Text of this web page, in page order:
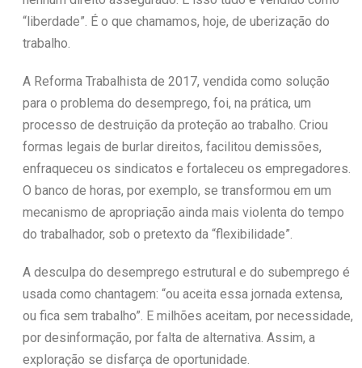
“liberdade”. É o que chamamos, hoje, de uberização do
trabalho.
A Reforma Trabalhista de 2017, vendida como solução
para o problema do desemprego, foi, na prática, um
processo de destruição da proteção ao trabalho. Criou
formas legais de burlar direitos, facilitou demissões,
enfraqueceu os sindicatos e fortaleceu os empregadores.
O banco de horas, por exemplo, se transformou em um
mecanismo de apropriação ainda mais violenta do tempo
do trabalhador, sob o pretexto da “flexibilidade”.
A desculpa do desemprego estrutural e do subemprego é
usada como chantagem: “ou aceita essa jornada extensa,
ou fica sem trabalho”. E milhões aceitam, por necessidade,
por desinformação, por falta de alternativa. Assim, a
exploração se disfarça de oportunidade.